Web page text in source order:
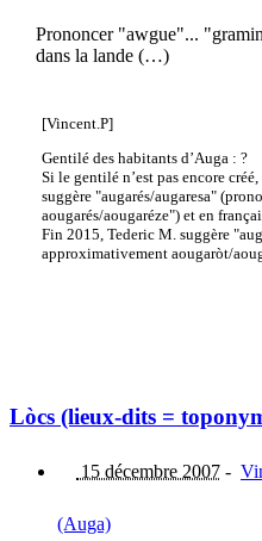
Prononcer "awgue"...
dans la lande (…)
[Vincent.P]
Gentilé des habitants d’Auga : ?
Si le gentilé n’est pas encore
suggère "augarés/augaresa"
aougarés/aougaréze") et en
Fin 2015, Tederic M. suggère
approximativement aougaròt/
Lòcs (lieux-dits =
15 décembre 2007 -
(Auga)